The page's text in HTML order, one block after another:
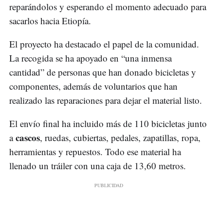
reparándolos y esperando el momento adecuado para
sacarlos hacia Etiopía.
El proyecto ha destacado el papel de la comunidad.
La recogida se ha apoyado en “una inmensa
cantidad” de personas que han donado bicicletas y
componentes, además de voluntarios que han
realizado las reparaciones para dejar el material listo.
El envío final ha incluido más de 110 bicicletas junto
acascos, ruedas, cubiertas, pedales, zapatillas, ropa,
herramientas y repuestos. Todo ese material ha
llenado un tráiler con una caja de 13,60 metros.